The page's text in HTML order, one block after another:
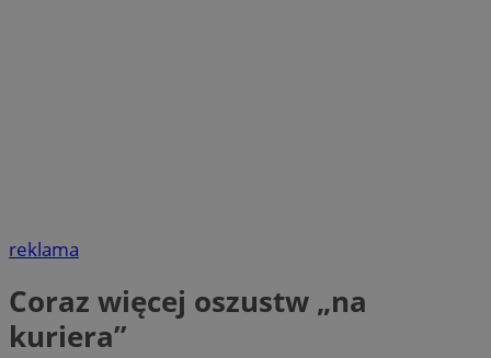
reklama
Coraz więcej oszustw „na
kuriera”